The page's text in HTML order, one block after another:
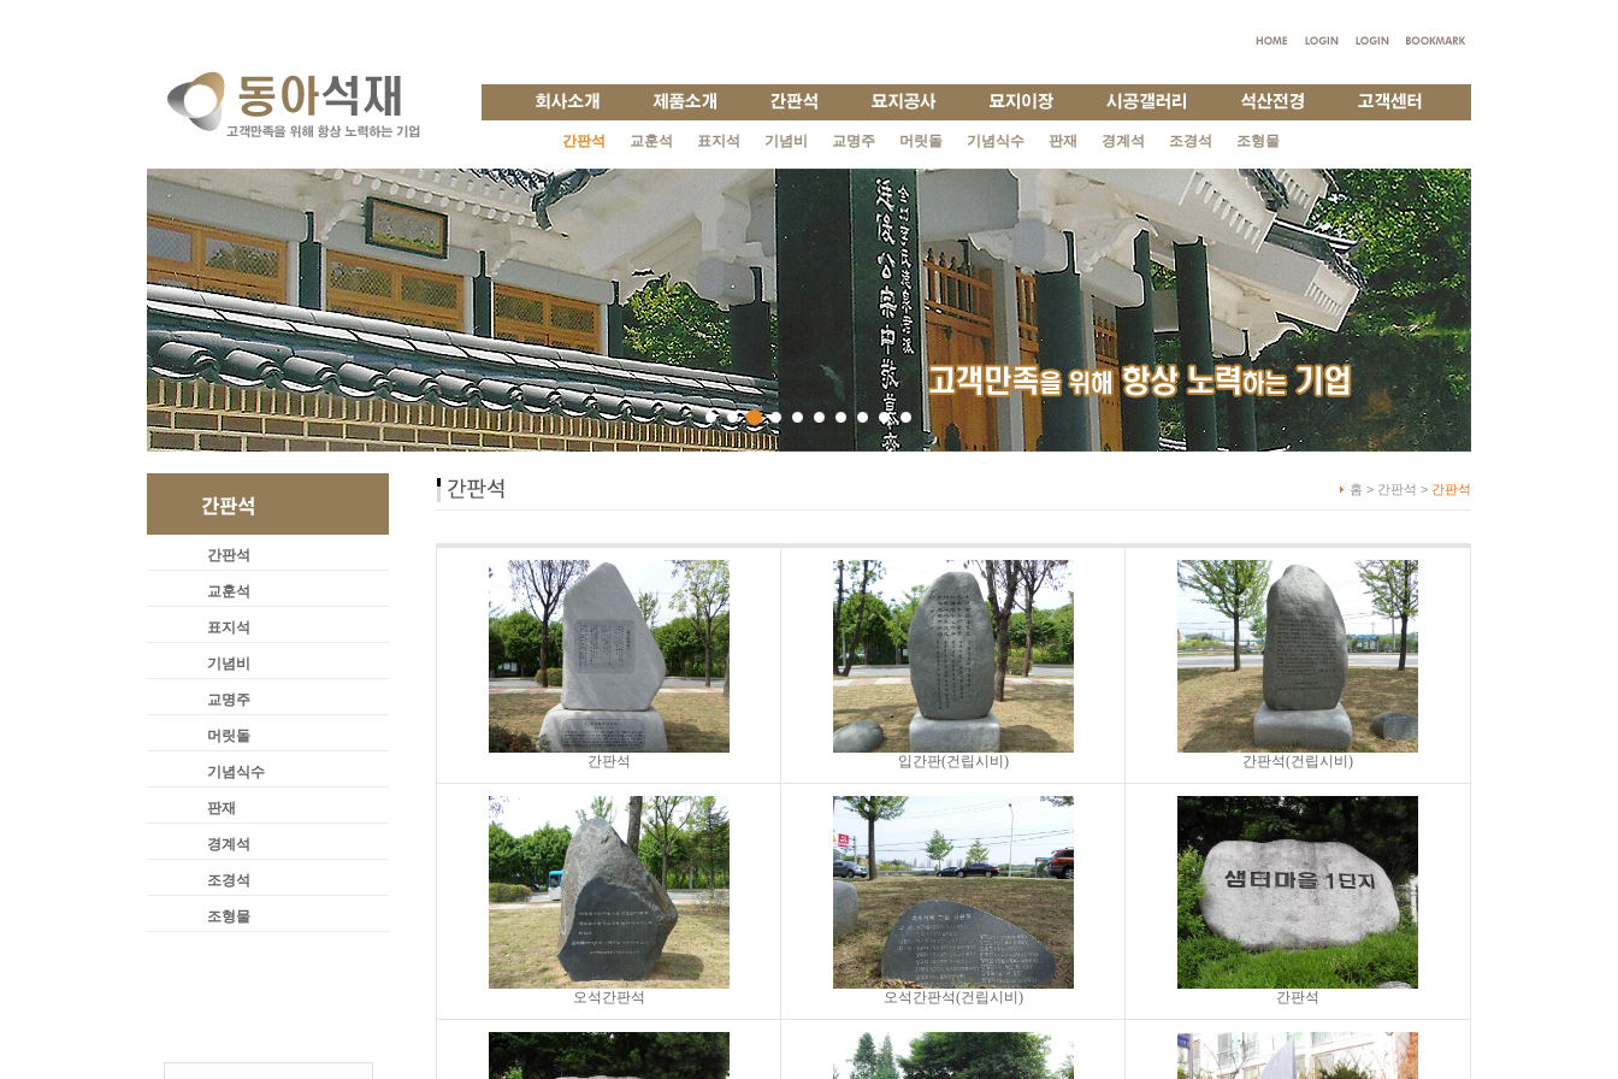
간판석 교훈석 표지석 기념비 교명주 머릿돌 기념식수 판재 경계석 조경석 조형물
간판석
교훈석
표지석
기념비
교명주
머릿돌
기념식수
판재
경계석
조경석
조형물
홈 > 간판석 > 간판석
간판석 입간판(건립시비) 간판석(건립시비)
오석간판석 오석간판석(건립시비) 간판석